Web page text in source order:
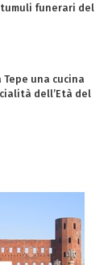
funerari del
Tepe una cucina
dell’Età del